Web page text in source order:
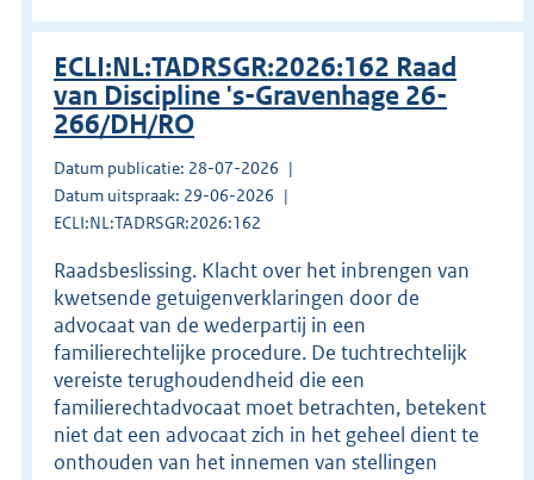
ECLI:NL:TADRSGR:2026:162 Raad
van Discipline 's-Gravenhage 26-
266/DH/RO
Datum publicatie: 28-07-2026
Datum uitspraak: 29-06-2026
ECLI:NL:TADRSGR:2026:162
Raadsbeslissing. Klacht over het inbrengen van
kwetsende getuigenverklaringen door de
advocaat van de wederpartij in een
familierechtelijke procedure. De tuchtrechtelijk
vereiste terughoudendheid die een
familierechtadvocaat moet betrachten, betekent
niet dat een advocaat zich in het geheel dient te
onthouden van het innemen van stellingen